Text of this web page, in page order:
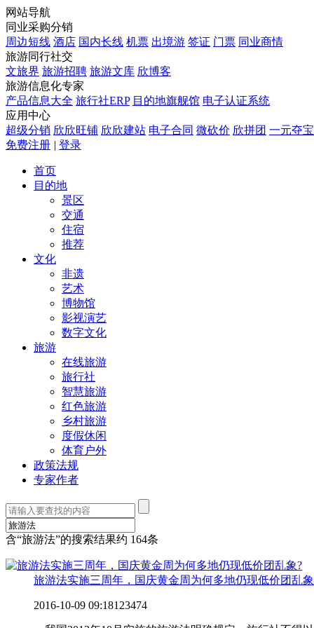
网站导航
同业采购分销
周边短线 酒店 国内长线 机票 出境游 签证 门票 同业商情
旅游同行社交
文旅界 旅游招聘 旅游文库 欣博客
旅游信息化专家
产品信息大全 旅行社ERP 目的地旗舰馆 电子认证系统
应用中心
超级分销 欣欣旺铺 欣欣建站 电子合同 微砍价 欣拼团 一元夺宝
免费注册 | 登录
首页
目的地
景区
交通
住宿
推荐
文化
非遗
艺术
博物馆
影视演艺
数字文化
旅游
在线旅游
旅行社
智慧旅游
红色旅游
乡村旅游
度假休闲
体育户外
政策法规
专家作者
含“旅游法”的搜索结果约 164条
旅游法实施三周年，国庆黄金周为何多地仍现低价团乱
2016-10-09 09:18123474